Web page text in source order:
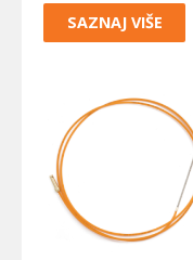
SAZNAJ VIŠE